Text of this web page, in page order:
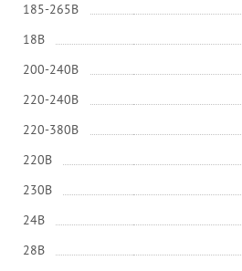
185-265В
18В
200-240В
220-240В
220-380В
220В
230В
24В
28В